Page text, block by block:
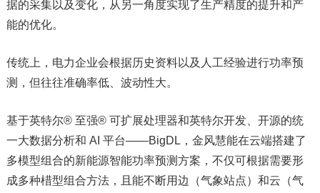
据的采集以及变化，从另一角度实现了生产精度的提升和产
能的优化。
传统上，电力企业会根据历史资料以及人工经验进行功率预
测，但往往准确率低、波动性大。
基于英特尔® 至强® 可扩展处理器和英特尔开发、开源的统
一大数据分析和 AI 平台——BigDL，金风慧能在云端搭建了
多模型组合的新能源智能功率预测方案，不仅可根据需要形
成多种棤型组合方法，且能不断用边（气象站点）和云（气